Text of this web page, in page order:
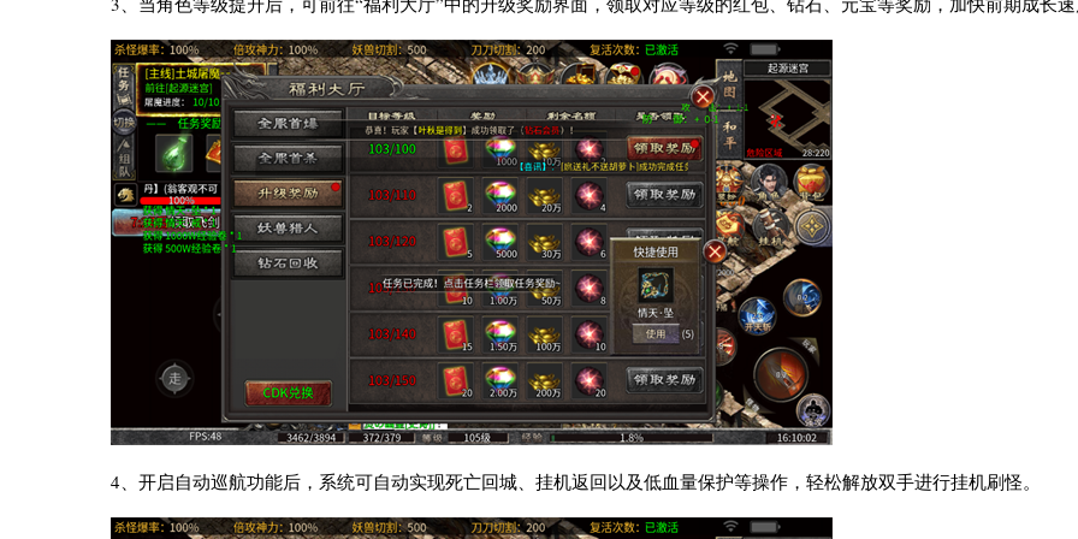
4、开启自动巡航功能后，系统可自动实现死亡回城、挂机返回以及低血量保护等操作，轻松解放双手进行挂机刷怪。